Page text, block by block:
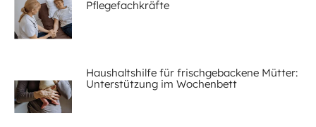
Pflegefachkräfte
Haushaltshilfe für frischgebackene Mütter:
Unterstützung im Wochenbett